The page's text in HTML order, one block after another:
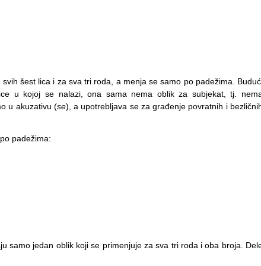
šest lica i za sva tri roda, a menja se samo po padežima.
u kojoj se nalazi, ona sama nema oblik za subjekat, tj.
u akuzativu (se), a upotrebljava se za građenje povratnih i
po padežima:
samo jedan oblik koji se primenjuje za sva tri roda i oba broja.